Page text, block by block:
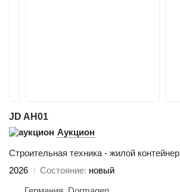
JD AH01
Аукцион
Строительная техника - жилой контейнер
2026
Состояние новый